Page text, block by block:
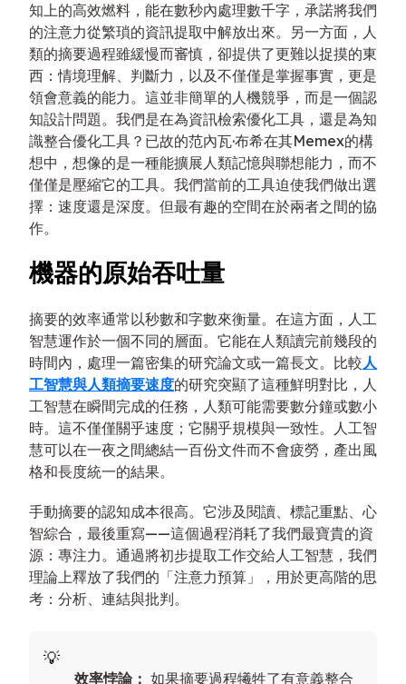
知上的高效燃料，能在數秒內處理數千字，承諾將我們
的注意力從繁瑣的資訊提取中解放出來。另一方面，人
類的摘要過程雖緩慢而審慎，卻提供了更難以捉摸的東
西：情境理解、判斷力，以及不僅僅是掌握事實，更是
領會意義的能力。這並非簡單的人機競爭，而是一個認
知設計問題。我們是在為資訊檢索優化工具，還是為知
識整合優化工具？已故的范內瓦·布希在其Memex的構
想中，想像的是一種能擴展人類記憶與聯想能力，而不
僅僅是壓縮它的工具。我們當前的工具迫使我們做出選
擇：速度還是深度。但最有趣的空間在於兩者之間的協
作。
機器的原始吞吐量
摘要的效率通常以秒數和字數來衡量。在這方面，人工
智慧運作於一個不同的層面。它能在人類讀完前幾段的
時間內，處理一篇密集的研究論文或一篇長文。比較 人
工智慧與人類摘要速度的研究突顯了這種鮮明對比，人
工智慧在瞬間完成的任務，人類可能需要數分鐘或數小
時。這不僅僅關乎速度；它關乎規模與一致性。人工智
慧可以在一夜之間總結一百份文件而不會疲勞，產出風
格和長度統一的結果。
手動摘要的認知成本很高。它涉及閱讀、標記重點、心
智綜合，最後重寫——這個過程消耗了我們最寶貴的資
源：專注力。通過將初步提取工作交給人工智慧，我們
理論上釋放了我們的「注意力預算」，用於更高階的思
考：分析、連結與批判。
效率悖論： 如果摘要過程犧牲了有意義整合